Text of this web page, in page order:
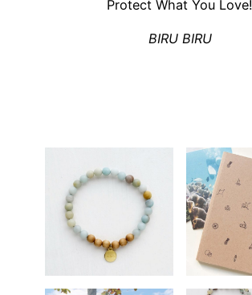
Protect What You Love!
BIRU BIRU